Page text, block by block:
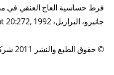
فرط حساسية العاج العنقي في
جانيرو، البرازيل، J Dent 20:272, 1992.
© حقوق الطبع والنشر 2011 شركة كولجيت-بالموليف